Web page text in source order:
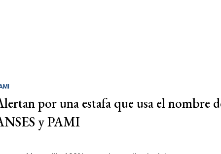
por una estafa que usa el nombre
y PAMI